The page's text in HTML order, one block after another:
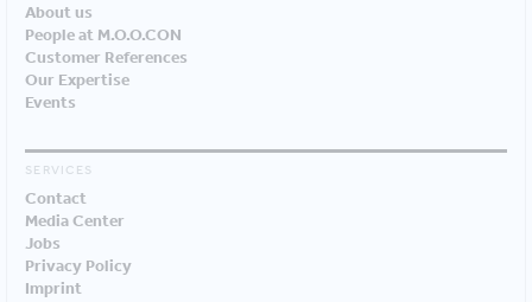
About us
People at M.O.O.CON
Customer References
Our Expertise
Events
SERVICES
Contact
Media Center
Jobs
Privacy Policy
Imprint